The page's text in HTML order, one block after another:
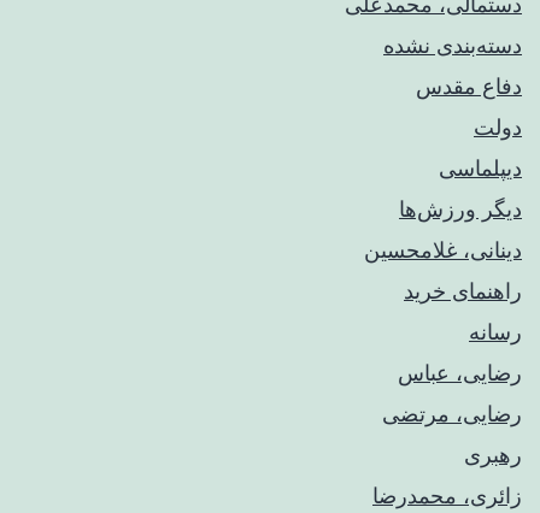
دسته‌بندی نشده
دفاع مقدس
دولت
دیپلماسی
دیگر ورزش‌ها
دینانی، غلامحسین
راهنمای خريد
رسانه
رضایی، عباس
رضایی، مرتضی
رهبری
زائری، محمدرضا